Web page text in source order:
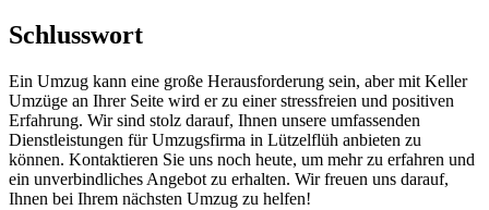
Schlusswort
Ein Umzug kann eine große Herausforderung sein, aber mit Keller
Umzüge an Ihrer Seite wird er zu einer stressfreien und positiven
Erfahrung. Wir sind stolz darauf, Ihnen unsere umfassenden
Dienstleistungen für Umzugsfirma in Lützelflüh anbieten zu
können. Kontaktieren Sie uns noch heute, um mehr zu erfahren und
ein unverbindliches Angebot zu erhalten. Wir freuen uns darauf,
Ihnen bei Ihrem nächsten Umzug zu helfen!